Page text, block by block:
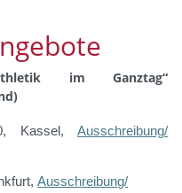
im Ganztag“
Kassel, Ausschreibung/
Ausschreibung/